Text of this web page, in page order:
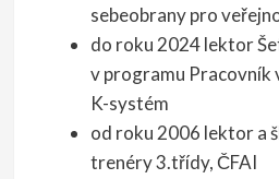
sebeobrany pro
do roku 2024 lektor
v programu Pracovník
K-systém
od roku 2006 lektor a
trenéry 3.třídy, ČFAI